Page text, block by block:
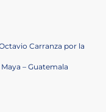
Carranza por la
– Guatemala